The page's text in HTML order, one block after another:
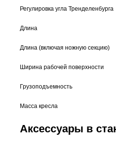
Регулировка угла Тренделенбурга
Длина
Длина (включая ножную секцию)
Ширина рабочей поверхности
Грузоподъемность
Масса кресла
Аксессуары в